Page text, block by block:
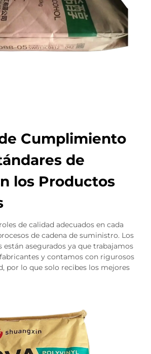
Cumplimiento
de
los Productos
de calidad adecuados en cada
de cadena de suministro. Los
están asegurados ya que trabajamos
y contamos con rigurosos
por lo que solo recibes los mejores